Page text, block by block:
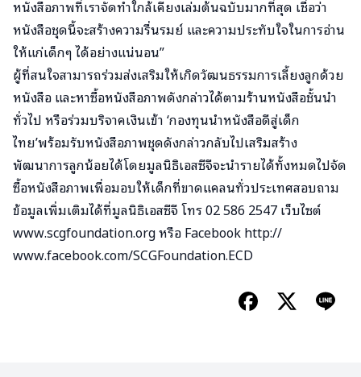
หนังสือภาพที่เราจัดทำใกล้เคียงเล่มต้นฉบับมากที่สุด เชื่อว่า
หนังสือชุดนี้จะสร้างความรื่นรมย์ และความประทับใจในการอ่าน
ให้แก่เด็กๆ ได้อย่างแน่นอน”
ผู้ที่สนใจสามารถร่วมส่งเสริมให้เกิดวัฒนธรรมการเลี้ยงลูกด้วย
หนังสือ และหาซื้อหนังสือภาพดังกล่าวได้ตามร้านหนังสือชั้นนำ
ทั่วไป หรือร่วมบริจาคเงินเข้า ‘กองทุนนำหนังสือดีสู่เด็ก
ไทย’พร้อมรับหนังสือภาพชุดดังกล่าวกลับไปเสริมสร้าง
พัฒนาการลูกน้อยได้โดยมูลนิธิเอสซีจีจะนำรายได้ทั้งหมดไปจัด
ซื้อหนังสือภาพเพื่อมอบให้เด็กที่ขาดแคลนทั่วประเทศสอบถาม
ข้อมูลเพิ่มเติมได้ที่มูลนิธิเอสซีจี โทร 02 586 2547 เว็บไซต์
www.scgfoundation.org หรือ Facebook http://
www.facebook.com/SCGFoundation.ECD